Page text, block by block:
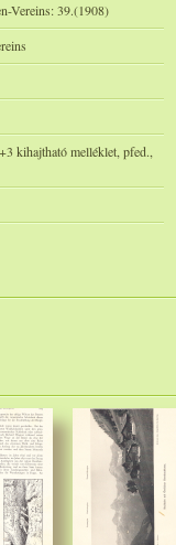
Vereins: 39.(1908)
kihajtható melléklet, pfed.,